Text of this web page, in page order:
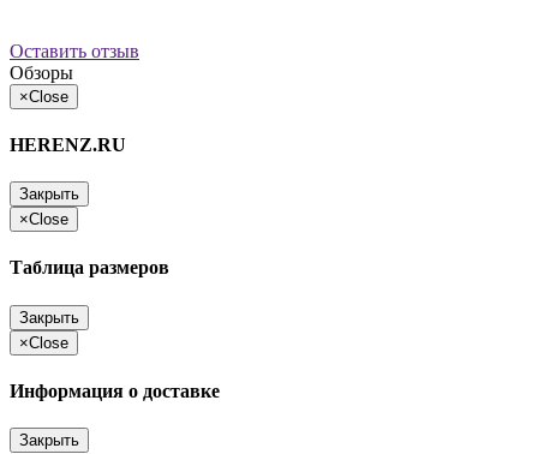
Оставить отзыв
Обзоры
×Close
HERENZ.RU
Закрыть
×Close
Таблица размеров
Закрыть
×Close
Информация о доставке
Закрыть